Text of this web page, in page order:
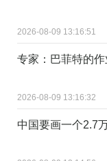
2026-08-09 13:16:51
专家：巴菲特的
2026-08-09 13:16:32
中国要画一个2.7